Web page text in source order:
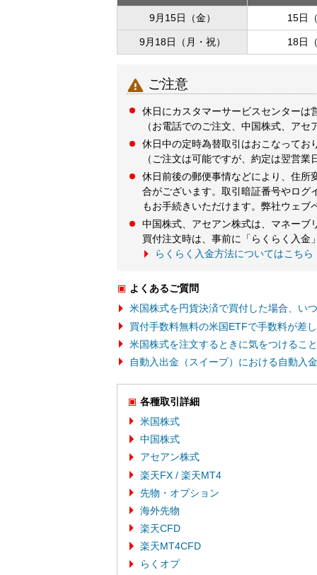
9月15日（金） 15日
9月18日（月・祝） 18日
 ご注意
休日にカスタマーサービスセンターは
（お電話でのご注文、中国株式、ア
休日中の定時為替取引はおこなってお
（ご注文は可能ですが、約定は翌営業
休日前後の郵便事情などにより、住所
合がございます。取引暗証番号やログ
もお手続きいただけます。弊社ウェ
中国株式、アセアン株式は、マネーブ
買付注文時は、事前に「らくらく入金
らくらく入金方法についてはこちら
よくあるご質問
米国株式を円貨決済で買付した場合、い
買付手数料無料の米国ETFで手数料が差
米国株式を注文するときに気をつけるこ
自動入出金（スイープ）における自動入
各種取引詳細
米国株式
中国株式
アセアン株式
楽天FX / 楽天MT4
先物・オプション
海外先物
楽天CFD
楽天MT4CFD
らくオプ